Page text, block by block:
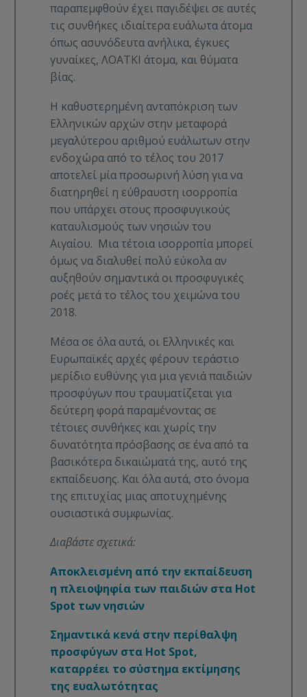
παραπεμφθούν έχει παγιδέψει σε αυτές
τις συνθήκες ιδιαίτερα ευάλωτα άτομα
όπως ασυνόδευτα ανήλικα, έγκυες
γυναίκες, ΛΟΑΤΚΙ άτομα, και θύματα
βίας.
Η καθυστερημένη ανταπόκριση των
Ελληνικών αρχών στην μεταφορά
μεγαλύτερου αριθμού ευάλωτων στην
ενδοχώρα από το τέλος του 2017
αποτελεί μία προσωρινή λύση για να
διατηρηθεί η εύθραυστη ισορροπία
που υπάρχει στους προσφυγικούς
καταυλισμούς των νησιών του
Αιγαίου. Μια τέτοια ισορροπία μπορεί
όμως να διαλυθεί πολύ εύκολα αν
αυξηθούν σημαντικά οι προσφυγικές
ροές μετά το τέλος του χειμώνα του
2018.
Μέσα σε όλα αυτά, οι Ελληνικές και
Ευρωπαϊκές αρχές φέρουν τεράστιο
μερίδιο ευθύνης για μια γενιά παιδιών
προσφύγων που τραυματίζεται για
δεύτερη φορά παραμένοντας σε
τέτοιες συνθήκες και χωρίς την
δυνατότητα πρόσβασης σε ένα από τα
βασικότερα δικαιώματά της, αυτό της
εκπαίδευσης. Και όλα αυτά, στο όνομα
της επιτυχίας μιας αποτυχημένης
ουσιαστικά συμφωνίας.
Διαβάστε σχετικά:
Αποκλεισμένη από την εκπαίδευση
η πλειοψηφία των παιδιών στα Hot
Spot των νησιών
Σημαντικά κενά στην περίθαλψη
προσφύγων στα Hot Spot,
καταρρέει το σύστημα εκτίμησης
της ευαλωτότητας